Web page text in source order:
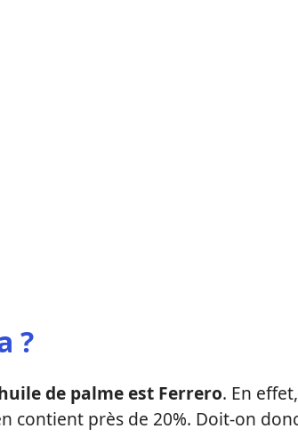
?
de palme est Ferrero. En effet,
contient près de 20%. Doit-on